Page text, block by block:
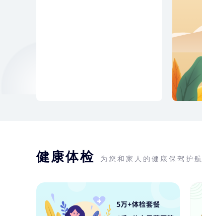
健康体检 为您和家人的健康保驾护航